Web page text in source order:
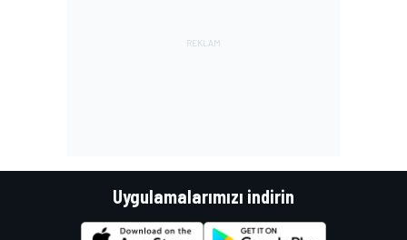
Uygulamalarımızı indirin